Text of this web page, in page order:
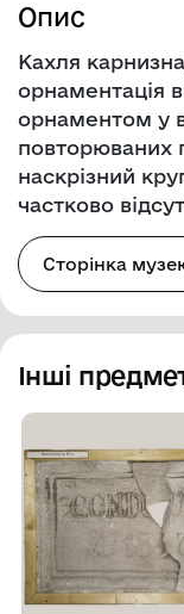
Опис
Кахля
орнаментація
орнаментом у
повторюваних
наскрізний
частково
Сторінка
Інші